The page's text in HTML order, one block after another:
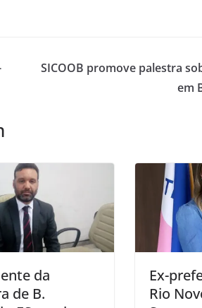
SICOOB promove palestra
em
da
de B.
Ex-
Rio